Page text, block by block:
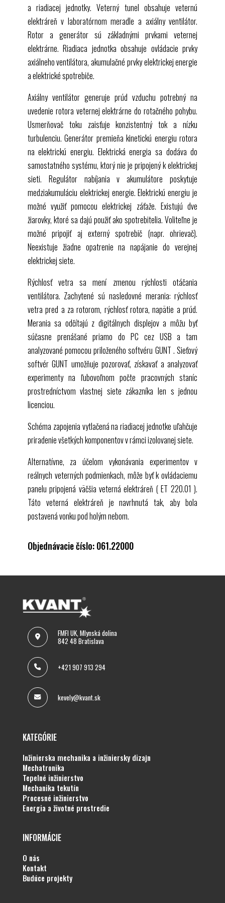
ET 220.01 Veterná elektráreň
a riadiacej jednotky. Veterný tunel obsahuje veternú
elektráreň v laboratórnom meradle a axiálny ventilátor.
Rotor a generátor sú základnými prvkami veternej
elektrárne. Riadiaca jednotka obsahuje ovládacie prvky
axiálneho ventilátora, akumulačné prvky elektrickej energie
a elektrické spotrebiče.
Axiálny ventilátor generuje prúd vzduchu potrebný na
uvedenie rotora veternej elektrárne do rotačného pohybu.
Usmerňovač toku zaisťuje konzistentný tok a nízku
turbulenciu. Generátor premieňa kinetickú energiu rotora
na elektrickú energiu. Elektrická energia sa dodáva do
samostatného systému, ktorý nie je pripojený k elektrickej
sieti. Regulátor nabíjania v akumulátore poskytuje
medziakumuláciu elektrickej energie. Elektrickú energiu je
možné využiť pomocou elektrickej záťaže. Existujú dve
žiarovky, ktoré sa dajú použiť ako spotrebitelia. Voliteľne je
možné pripojiť aj externý spotrebič (napr. ohrievač).
Neexistuje žiadne opatrenie na napájanie do verejnej
elektrickej siete.
Rýchlosť vetra sa mení zmenou rýchlosti otáčania
ventilátora. Zachytené sú nasledovné merania: rýchlosť
vetra pred a za rotorom, rýchlosť rotora, napätie a prúd.
Merania sa odčítajú z digitálnych displejov a môžu byť
súčasne prenášané priamo do PC cez USB a tam
analyzované pomocou priloženého softvéru GUNT . Sieťový
softvérGUNT umožňuje pozorovať, získavať a analyzovať
experimenty na ľubovoľnom počte pracovných staníc
prostredníctvom vlastnej siete zákazníka len s jednou
licenciou.
Schéma zapojenia vytlačená na riadiacej jednotke uľahčuje
priradenie všetkých komponentov v rámci izolovanej siete.
Alternatívne, za účelom vykonávania experimentov v
reálnych veterných podmienkach, môže byť k ovládaciemu
panelu pripojená väčšia veterná elektráreň (ET 220.01 ).
Táto veterná elektráreň je navrhnutá tak, aby bola
postavená vonku pod holým nebom.
Objednávacie číslo: 061.22000
FMFI UK, Mlynská dolina
842 48 Bratislava
+421 907 913 294
kevely@kvant.sk
KATEGÓRIE
inžinierska mechanika a inžiniersky dizajn
mechatronika
tepelné inžinierstvo
mechanika tekutín
procesné inžinierstvo
energia a životné prostredie
INFORMÁCIE
o nás
kontakt
budúce projekty